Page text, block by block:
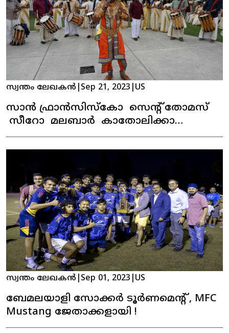
സ്വന്തം ലേഖകൻ Sep 21, 2023 US
സാൻ ഫ്രാൻസിസ്കോ സെന്റ് തോമസ്
സീറോ മലബാർ കാതോലിക്കാ
ഇടവകയുടെ ഓണാഘോഷം
കെങ്കേമമായി ആഘോഷിച്ചു.
സ്വന്തം ലേഖകൻ Sep 01, 2023 US
ബേമലയാളി സോക്കർ ടൂർണമെന്റ് , MFC
Mustang ജേതാക്കളായി !